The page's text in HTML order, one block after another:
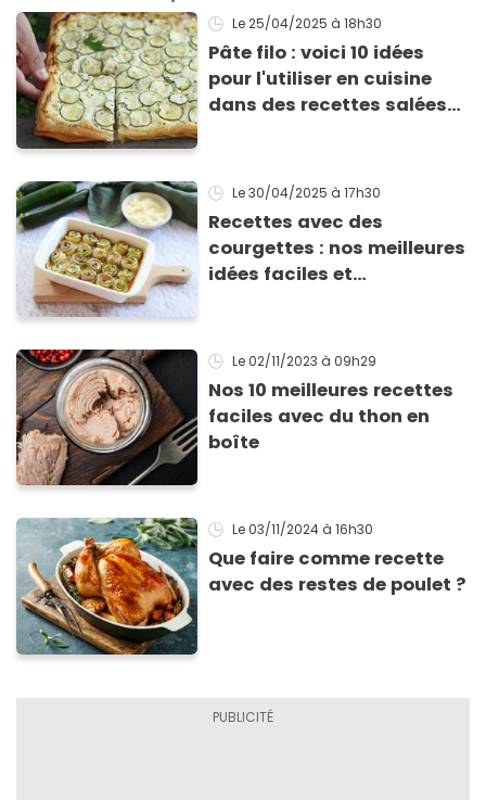
Le 25/04/2025 à 18h30
Pâte filo : voici 10 idées
pour l'utiliser en cuisine
dans des recettes salées
Le 30/04/2025 à 17h30
Recettes avec des
courgettes : nos meilleures
idées faciles et
Le 02/11/2023 à 09h29
Nos 10 meilleures recettes
faciles avec du thon en
boîte
Le 03/11/2024 à 16h30
Que faire comme recette
avec des restes de poulet ?